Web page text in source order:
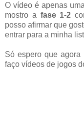
O vídeo é apenas
mostro a fase 1-2
posso afirmar que
entrar para a minha
Só espero que
faço vídeos de jogos